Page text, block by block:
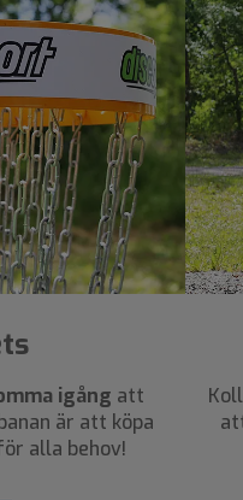
igång att
är att köpa
alla behov!